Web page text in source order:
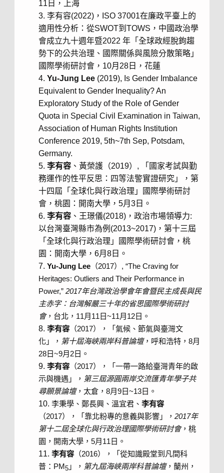
11日，上海
李有容(2022)，ISO 37001在廉政平臺上的
適用性分析：從SWOT到TOWS，中國政治學
會成立九十週年暨2022 年「全球政經脫鉤趨
勢下的公共治理、國際關係與風險分散策略」
國際學術研討會，10月28日，花蓮
Yu-Jung Lee(2019), Is Gender Imbalance
Equivalent to Gender Inequality? An
Exploratory Study of the Role of Gender
Quota in Special Civil Examination in Taiwan,
Association of Human Rights Institution
Conference 2019, 5th~7th Sep, Potsdam,
Germany.
李有容、黃榮護（2019）, 「國家考試與勤
務運作的性平反思：四等法警實證研究」，第
十四屆「全球化與行政治理」國際學術研討
會，桃園：開南大學，5月3日。
李有容、王璟儀(2018)，政治市場領導力:
以台灣臺灣縣市為例(2013~2017)，第十三屆
「全球化與行政治理」國際學術研討會，桃
園：開南大學，6月8日。
Yu-Jung Lee（2017）, “The Craving for
Heritages: Outliers and Their Performance in
Power,” 2017年台灣政治學會年會暨民主成長與民
主赤字：台灣解嚴三十年的省思國際學術研討
會，台北，11月11日~11月12日。
李有容（2017），「氣候、節氣與臺灣文
化」， 第十屆海峽兩岸科普論壇，呼和浩特，8月
28日~9月2日。
李有容（2017），「一帶一路給臺灣青年的啟
示與機遇」， 第三屆源圓兩岸交流匯青年學子共
尋願景論壇，太倉，8月9日~13日。
李秉學、鄭長興、溫宜君、 李有容
（2017），「靠北粉專的意義與影響」， 2017年
第十二屆全球化與行政治理國際學術研討會，桃
園，開南大學，5月11日。
李有容（2016），「從知識殿堂到凡間科
普：PM5」， 第九屆海峽兩岸科普論壇，蘭州，